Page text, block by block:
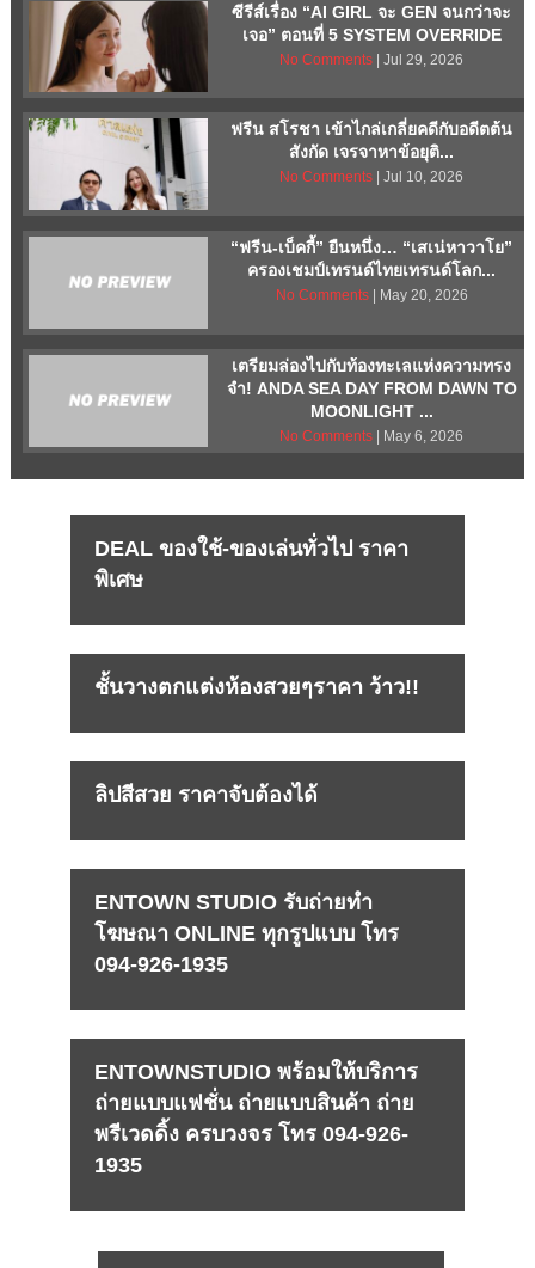
ซีรีส์เรื่อง “AI GIRL จะ GEN จนกว่าจะ
เจอ” ตอนที่ 5 SYSTEM OVERRIDE
No Comments | Jul 29, 2026
ฟรีน สโรชา เข้าไกล่เกลี่ยคดีกับอดีตต้น
สังกัด เจรจาหาข้อยุติ...
No Comments | Jul 10, 2026
“ฟรีน-เบ็คกี้” ยืนหนึ่ง… “เสเน่หาวาโย”
ครองเชมป์เทรนด์ไทยเทรนด์โลก...
No Comments| May 20, 2026
เตรียมล่องไปกับท้องทะเลแห่งความทรง
จำ! ANDA SEA DAY FROM DAWN TO
MOONLIGHT ...
No Comments | May 6, 2026
DEAL ของใช้-ของเล่นทั่วไป ราคา
พิเศษ
ชั้นวางตกแต่งห้องสวยๆราคา ว้าว!!
ลิปสีสวย ราคาจับต้องได้
ENTOWN STUDIO รับถ่ายทำ
โฆษณา ONLINE ทุกรูปแบบ โทร
094-926-1935
ENTOWNSTUDIO พร้อมให้บริการ
ถ่ายแบบแฟชั่น ถ่ายแบบสินค้า ถ่าย
พรีเวดดิ้ง ครบวงจร โทร 094-926-
1935